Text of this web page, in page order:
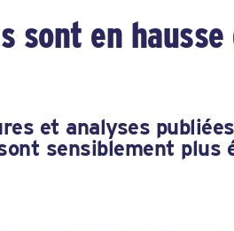
sont en hausse
et analyses
sensiblement plus